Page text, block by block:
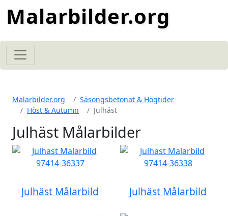
Malarbilder.org
Malarbilder.org
Säsongsbetonat & Högtider
Höst & Autumn
Julhäst
Julhäst Målarbilder
Julhäst Målarbild Julhäst Målarbild